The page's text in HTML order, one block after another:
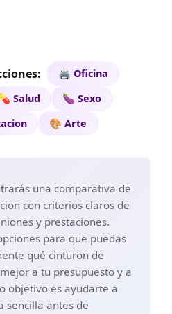
🖨️ Oficina
Salud
🍆 Sexo
🎨 Arte
una comparativa de
con criterios claros de
y prestaciones.
para que puedas
qué cinturon de
a tu presupuesto y a
objetivo es ayudarte a
sencilla antes de